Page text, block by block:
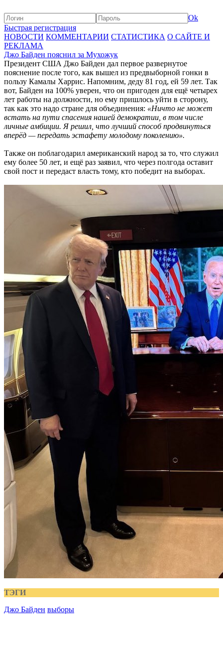
Ok
Быстрая регистрация
НОВОСТИ КОММЕНТАРИИ СТАТИСТИКА О САЙТЕ И
РЕКЛАМА
Джо Байден пояснил за Мухожук
Президент США Джо Байден дал первое развернутое
пояснение после того, как вышел из предвыборной гонки в
пользу Камалы Харрис. Напомним, деду 81 год, ей 59 лет. Так
вот, Байден на 100% уверен, что он пригоден для ещё четырех
лет работы на должности, но ему пришлось уйти в сторону,
так как это надо стране для объединения: «Ничто не может
встать на пути спасения нашей демократии, в том числе
личные амбиции. Я решил, что лучший способ продвинуться
вперёд — передать эстафету молодому поколению».
Также он поблагодарил американский народ за то, что служил
ему более 50 лет, и ещё раз заявил, что через полгода оставит
свой пост и передаст власть тому, кто победит на выборах.
ТЭГИ
Джо Байден выборы